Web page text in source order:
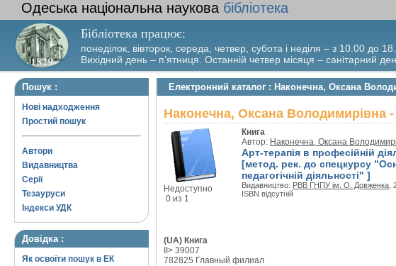
Одеська національна наукова бібліотека
Бібліотека працює:
понеділок, вівторок, середа, четвер, субота і неділя – з 10.00 до
Вихідний день – п’ятниця. Останній четвер місяця – санітарний
Пошук :
Нові надходження
Простий пошук
Автори
Видавництва
Серії
Тезауруси
Індекси УДК
Довідка :
Як освоїти пошук в ЕК
Електронний каталог : Наконечна, Оксана
Наконечна, Оксана Володимирівна -
Недоступно
0 из 1
Книга
Автор: Наконечна, Оксана
Арт-терапія в професійній
[метод. рек. до спецкурсу
педагогічній діяльності" ]
Видавництво: РВВ ГНПУ ім. О. Довженка ,
ISBN відсутній
(UA) Книга
II> 39007
782825 Главный филиал